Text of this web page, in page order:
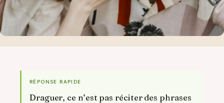
RÉPONSE RAPIDE
Draguer, ce n’est pas réciter des phrases